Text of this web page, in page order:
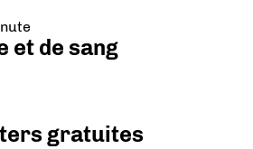
et de sang
gratuites